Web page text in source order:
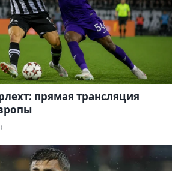
прямая трансляция